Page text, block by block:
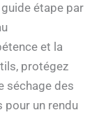
étape par
et la
protégez
séchage des
pour un rendu